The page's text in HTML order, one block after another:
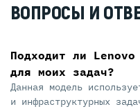
ВОПРОСЫ И
Подходит ли
для моих задач?
Данная модель
и инфраструктурных